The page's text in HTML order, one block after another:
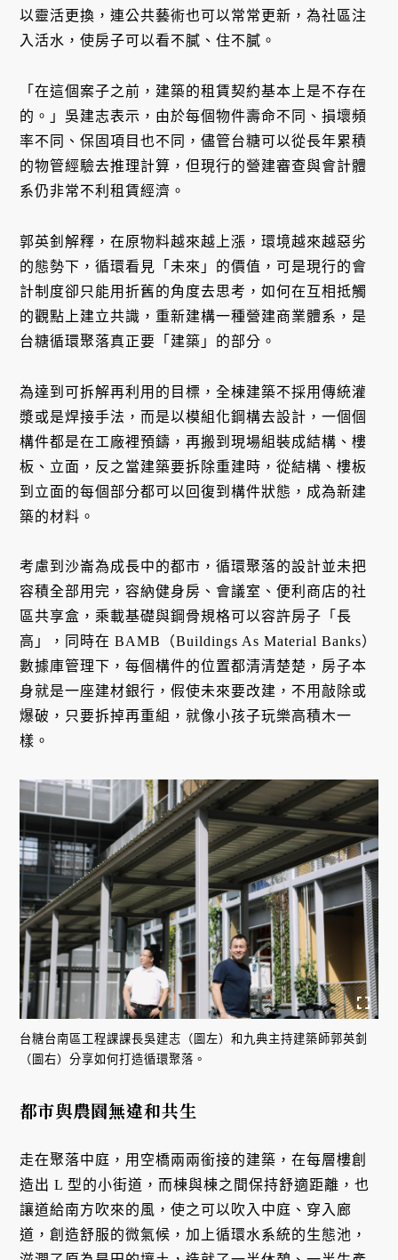
以靈活更換，連公共藝術也可以常常更新，為社區注
入活水，使房子可以看不膩、住不膩。
「在這個案子之前，建築的租賃契約基本上是不存在
的。」吳建志表示，由於每個物件壽命不同、損壞頻
率不同、保固項目也不同，儘管台糖可以從長年累積
的物管經驗去推理計算，但現行的營建審查與會計體
系仍非常不利租賃經濟。
郭英釗解釋，在原物料越來越上漲，環境越來越惡劣
的態勢下，循環看見「未來」的價值，可是現行的會
計制度卻只能用折舊的角度去思考，如何在互相抵觸
的觀點上建立共識，重新建構一種營建商業體系，是
台糖循環聚落真正要「建築」的部分。
為達到可拆解再利用的目標，全棟建築不採用傳統灌
漿或是焊接手法，而是以模組化鋼構去設計，一個個
構件都是在工廠裡預鑄，再搬到現場組裝成結構、樓
板、立面，反之當建築要拆除重建時，從結構、樓板
到立面的每個部分都可以回復到構件狀態，成為新建
築的材料。
考慮到沙崙為成長中的都市，循環聚落的設計並未把
容積全部用完，容納健身房、會議室、便利商店的社
區共享盒，乘載基礎與鋼骨規格可以容許房子「長
高」，同時在 BAMB（Buildings As Material Banks）
數據庫管理下，每個構件的位置都清清楚楚，房子本
身就是一座建材銀行，假使未來要改建，不用敲除或
爆破，只要拆掉再重組，就像小孩子玩樂高積木一
樣。
台糖台南區工程課課長吳建志（圖左）和九典主持建築師郭英釗
（圖右）分享如何打造循環聚落。
都市與農園無違和共生
走在聚落中庭，用空橋兩兩銜接的建築，在每層樓創
造出 L 型的小街道，而棟與棟之間保持舒適距離，也
讓道給南方吹來的風，使之可以吹入中庭、穿入廊
道，創造舒服的微氣候，加上循環水系統的生態池，